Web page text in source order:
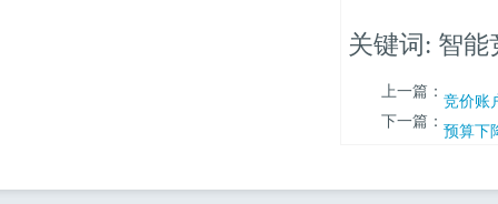
关键词: 智
上一篇： 竞价账
下一篇： 预算下